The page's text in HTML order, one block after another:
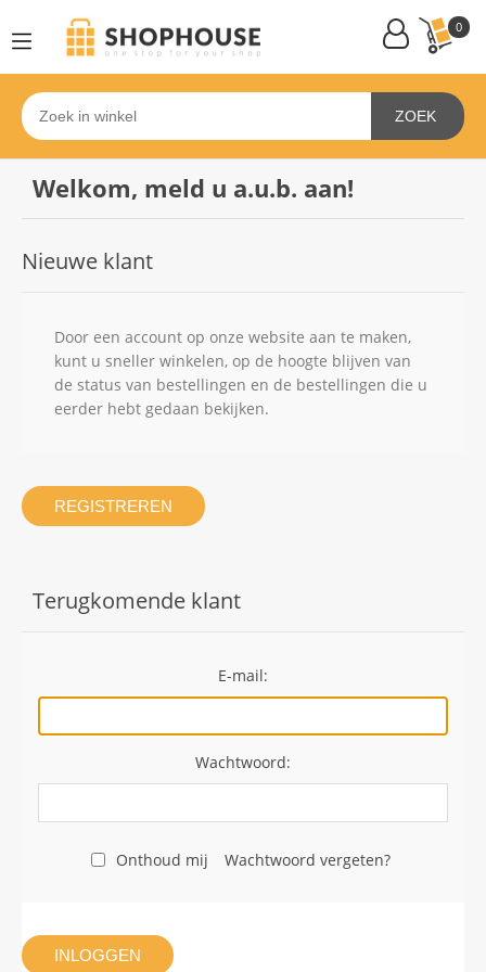
0
ZOEK
Welkom, meld u a.u.b. aan!
Nieuwe klant
Door een account op onze website aan te maken,
kunt u sneller winkelen, op de hoogte blijven van
de status van bestellingen en de bestellingen die u
eerder hebt gedaan bekijken.
REGISTREREN
Terugkomende klant
E-mail:
Wachtwoord:
Onthoud mij Wachtwoord vergeten?
INLOGGEN